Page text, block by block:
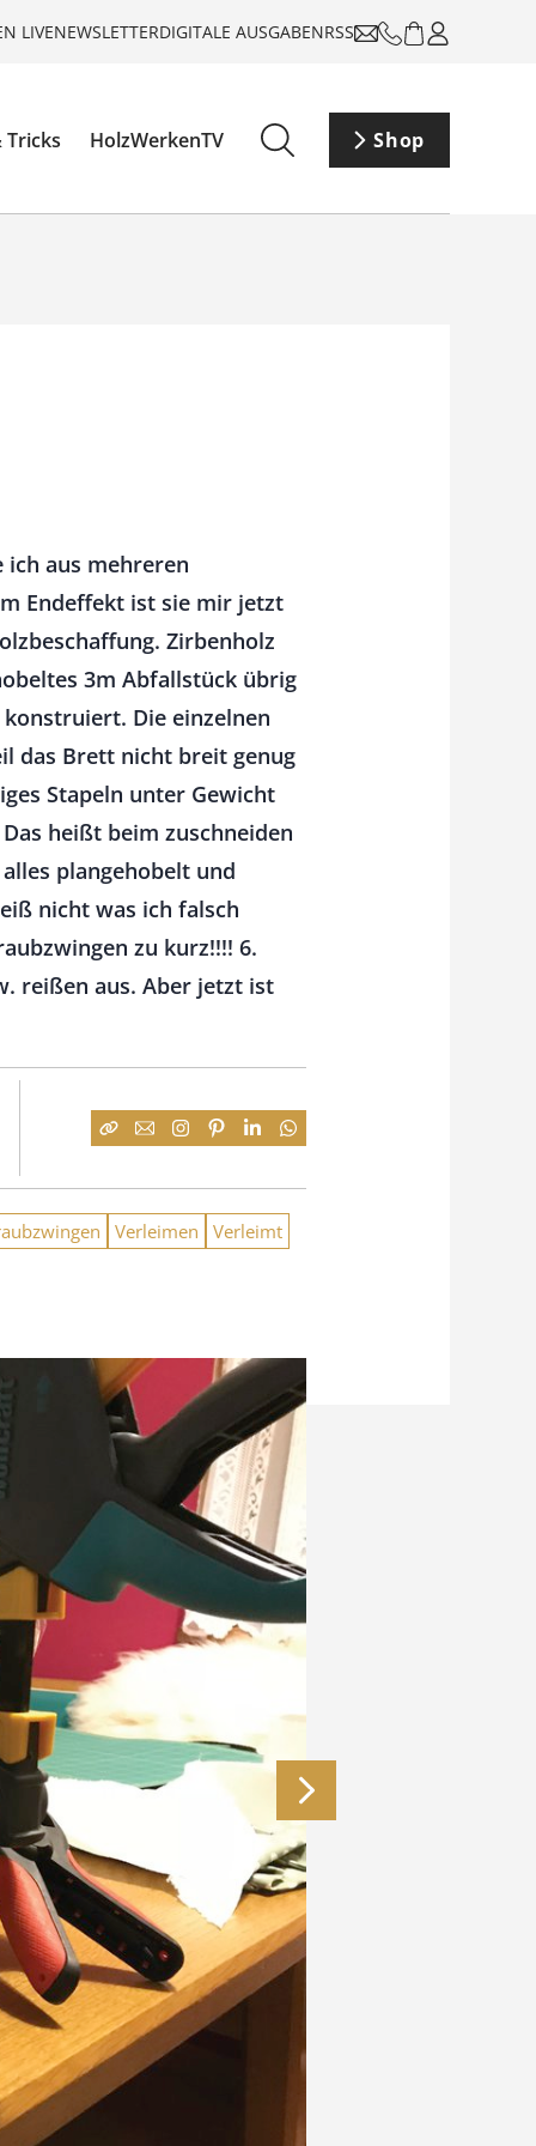
LIVENEWSLETTERDIGITALE AUSGABENRSS
Tricks HolzWerkenTV Shop
ich aus mehreren
Endeffekt ist sie mir jetzt
Zirbenholz
3m Abfallstück übrig
Die einzelnen
das Brett nicht breit genug
Stapeln unter Gewicht
heißt beim zuschneiden
plangehobelt und
nicht was ich falsch
zu kurz!!!! 6.
reißen aus. Aber jetzt ist
Verleimen Verleimt